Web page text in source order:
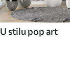
U stilu pop art